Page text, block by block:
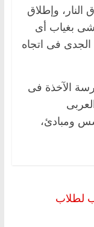
النار، وإطلاق
بغياب أى
الجدى فى اتجاه
الآخذة فى
ومبادئ،
لطلاب